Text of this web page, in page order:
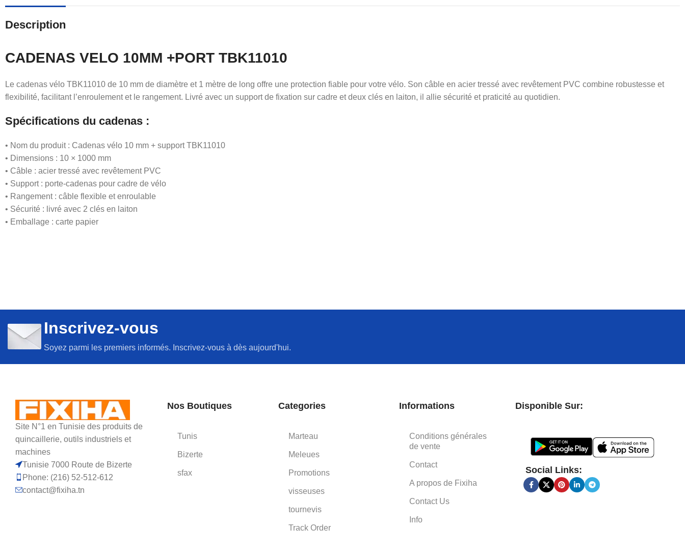
Description
CADENAS VELO 10MM +PORT TBK11010
Le cadenas vélo TBK11010 de 10 mm de diamètre et 1 mètre de long offre une protection fiable pour votre vélo. Son câble en acier tressé avec revêtement PVC combine robustesse et
flexibilité, facilitant l’enroulement et le rangement. Livré avec un support de fixation sur cadre et deux clés en laiton, il allie sécurité et praticité au quotidien.
Spécifications du cadenas :
• Nom du produit : Cadenas vélo 10 mm + support TBK11010
• Dimensions : 10 × 1000 mm
• Câble : acier tressé avec revêtement PVC
• Support : porte-cadenas pour cadre de vélo
• Rangement : câble flexible et enroulable
• Sécurité : livré avec 2 clés en laiton
• Emballage : carte papier
Inscrivez-vous
Soyez parmi les premiers informés. Inscrivez-vous à dès aujourd'hui.
Site N°1 en Tunisie des produits de
quincaillerie, outils industriels et
machines
Tunisie 7000 Route de Bizerte
Phone: (216) 52-512-612
contact@fixiha.tn
Nos Boutiques
Tunis
Bizerte
sfax
Categories
Marteau
Meleues
Promotions
visseuses
tournevis
Track Order
Informations
Conditions générales
de vente
Contact
A propos de Fixiha
Contact Us
Info
Disponible Sur:
Social Links: